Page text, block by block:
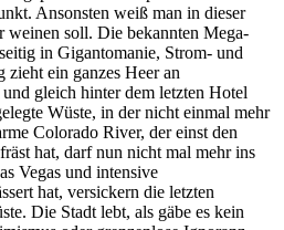
Ansonsten weiß man in dieser
weinen soll. Die bekannten Mega-
in Gigantomanie, Strom- und
zieht ein ganzes Heer an
gleich hinter dem letzten Hotel
Wüste, in der nicht einmal mehr
Colorado River, der einst den
hat, darf nun nicht mal mehr ins
Vegas und intensive
hat, versickern die letzten
Die Stadt lebt, als gäbe es kein